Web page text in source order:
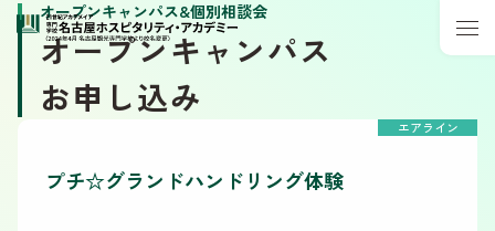
オープンキャンパス&個別相談会
オープンキャンパス
お申し込み
エアライン
プチ☆グランドハンドリング体験